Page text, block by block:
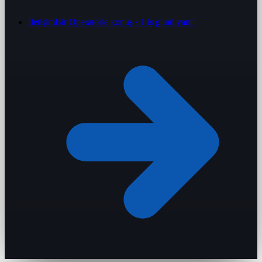
İletişimBir Operatörle konuş · 1 iş günü yanıt